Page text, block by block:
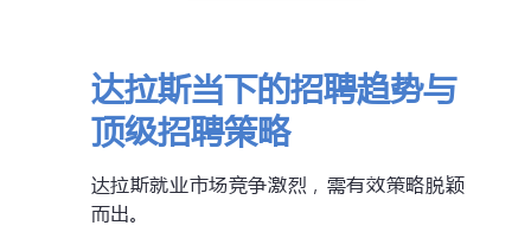
达拉斯当下的招聘趋势与
顶级招聘策略
达拉斯就业市场竞争激烈，需有效策略脱颖
而出。